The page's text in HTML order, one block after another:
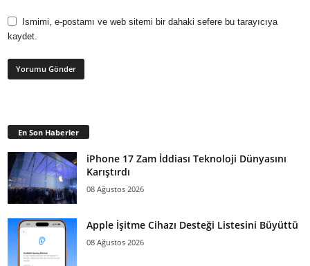
Ismimi, e-postamı ve web sitemi bir dahaki sefere bu tarayıcıya
kaydet.
En Son Haberler
iPhone 17 Zam İddiası Teknoloji Dünyasını
Karıştırdı
08 Ağustos 2026
Apple İşitme Cihazı Desteği Listesini Büyüttü
08 Ağustos 2026